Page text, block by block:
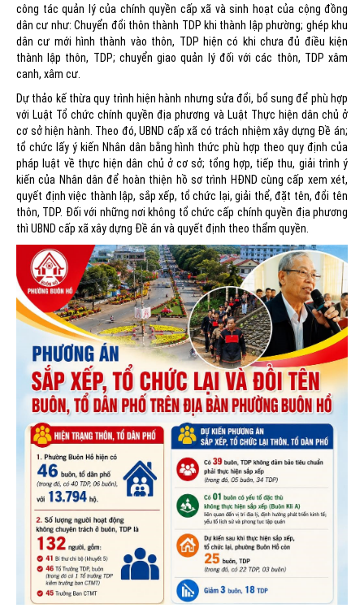
công tác quản lý của chính quyền cấp xã và sinh hoạt của cộng đồng
dân cư như: Chuyển đổi thôn thành TDP khi thành lập phường; ghép khu
dân cư mới hình thành vào thôn, TDP hiện có khi chưa đủ điều kiện
thành lập thôn, TDP; chuyển giao quản lý đối với các thôn, TDP xâm
canh, xâm cư.
Dự thảo kế thừa quy trình hiện hành nhưng sửa đổi, bổ sung để phù hợp
với Luật Tổ chức chính quyền địa phương và Luật Thực hiện dân chủ ở
cơ sở hiện hành. Theo đó, UBND cấp xã có trách nhiệm xây dựng Đề án;
tổ chức lấy ý kiến Nhân dân bằng hình thức phù hợp theo quy định của
pháp luật về thực hiện dân chủ ở cơ sở; tổng hợp, tiếp thu, giải trình ý
kiến của Nhân dân để hoàn thiện hồ sơ trình HĐND cùng cấp xem xét,
quyết định việc thành lập, sắp xếp, tổ chức lại, giải thể, đặt tên, đổi tên
thôn, TDP. Đối với những nơi không tổ chức cấp chính quyền địa phương
thì UBND cấp xã xây dựng Đề án và quyết định theo thẩm quyền.